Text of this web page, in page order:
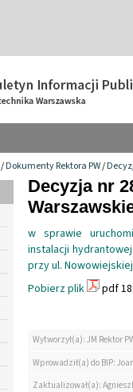
/Dokumenty Rektora PW/
Decyzja nr
w sprawie
instalacji
przy ul.
Pobierz plik
pdf
Wytworzył(a): JM Rektor
Wprowadził(a) do BIP:
Zaktualizował(a):